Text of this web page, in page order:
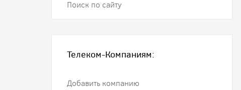
Поиск по сайту
Телеком-Компаниям:
Добавить компанию